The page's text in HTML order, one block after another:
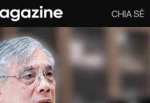
CHIA SẺ